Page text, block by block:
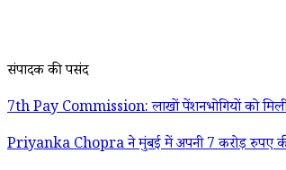
संपादक की पसंद
7th Pay Commission: लाखों पेंशनभोगियों को
Priyanka Chopra ने मुंबई में अपनी 7 करोड़ रुपए की